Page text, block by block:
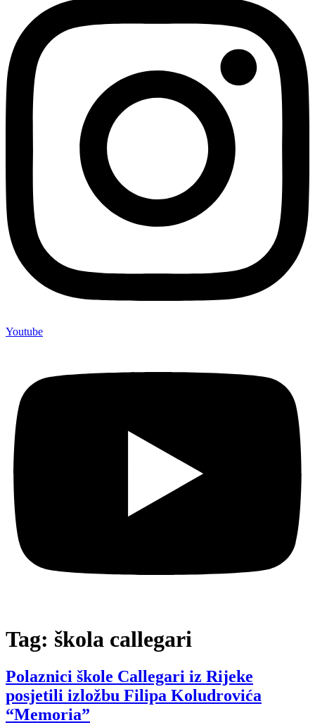
Youtube
Tag: škola callegari
Polaznici škole Callegari iz Rijeke
posjetili izložbu Filipa Koludrovića
“Memoria”